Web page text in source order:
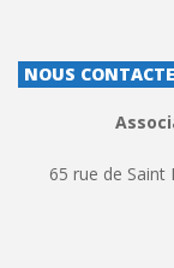
NOUS
65 rue de Saint